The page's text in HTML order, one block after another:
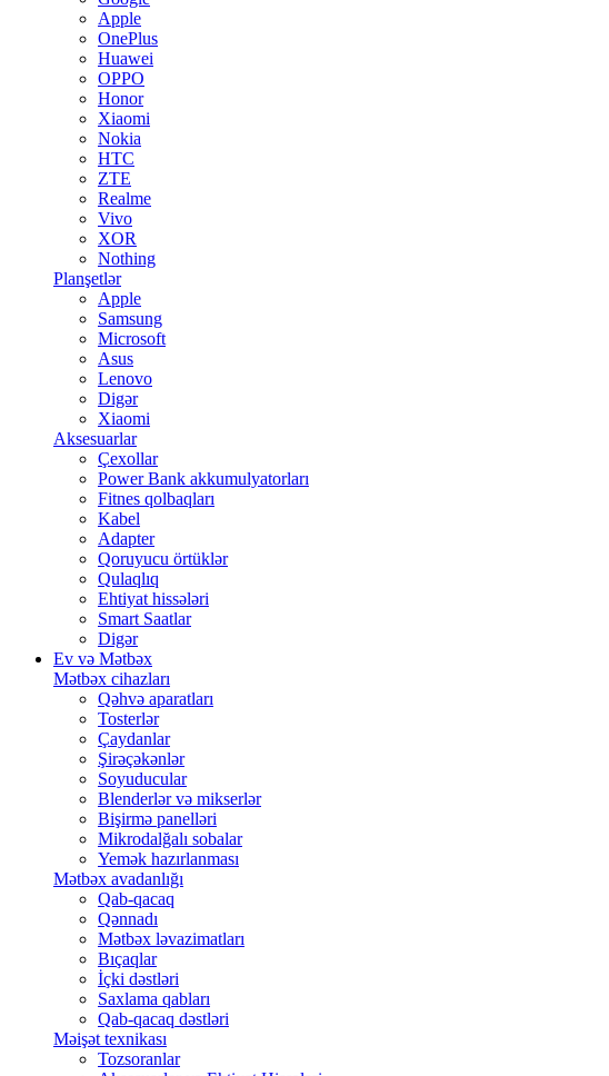
Apple
OnePlus
Huawei
OPPO
Honor
Xiaomi
Nokia
HTC
ZTE
Realme
Vivo
XOR
Nothing
Planşetlər
Apple
Samsung
Microsoft
Asus
Lenovo
Digər
Xiaomi
Aksesuarlar
Çexollar
Power Bank akkumulyatorları
Fitnes qolbaqları
Kabel
Adapter
Qoruyucu örtüklər
Qulaqlıq
Ehtiyat hissələri
Smart Saatlar
Digər
Ev və Mətbəx
Mətbəx cihazları
Qəhvə aparatları
Tosterlər
Çaydanlar
Şirəçəkənlər
Soyuducular
Blenderlər və mikserlər
Bişirmə panelləri
Mikrodalğalı sobalar
Yemək hazırlanması
Mətbəx avadanlığı
Qab-qacaq
Qənnadı
Mətbəx ləvazimatları
Bıçaqlar
İçki dəstləri
Saxlama qabları
Qab-qacaq dəstləri
Məişət texnikası
Tozsoranlar